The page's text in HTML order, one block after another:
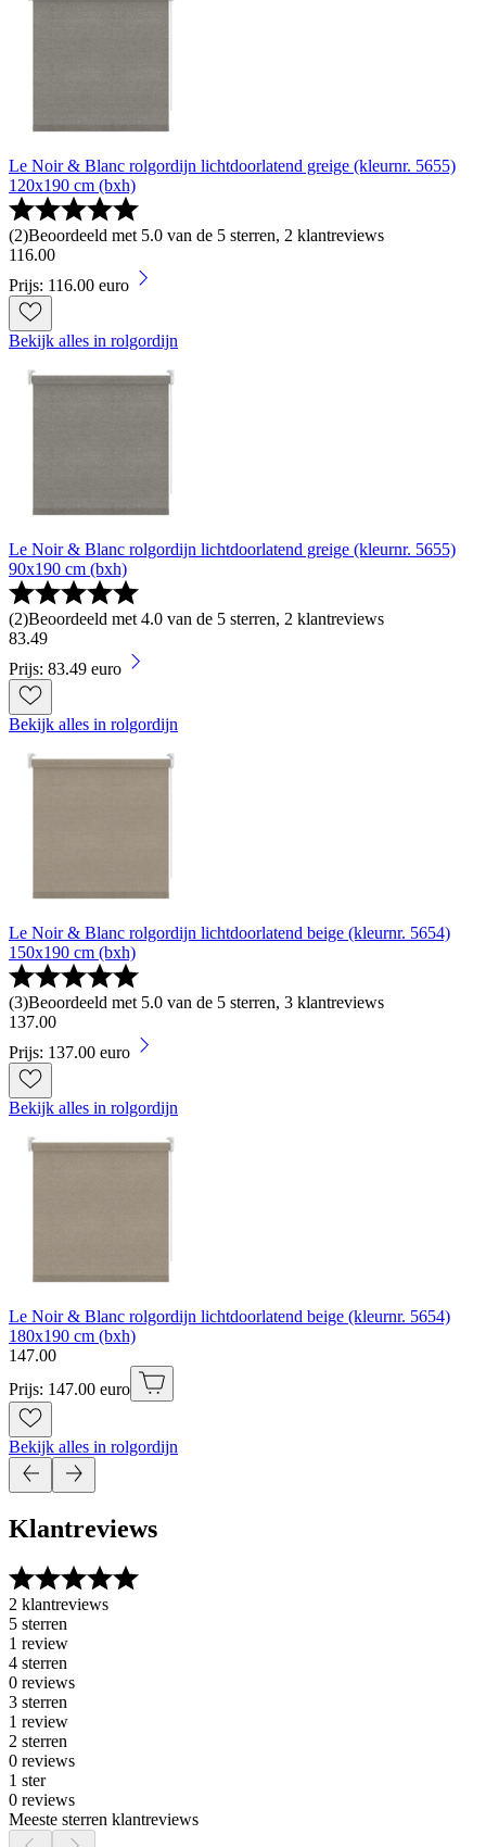
Le Noir & Blanc rolgordijn lichtdoorlatend greige (kleurnr. 5655)
120x190 cm (bxh)
(2)Beoordeeld met 5.0 van de 5 sterren, 2 klantreviews
116.00
Prijs: 116.00 euro
Bekijk alles in rolgordijn
Le Noir & Blanc rolgordijn lichtdoorlatend greige (kleurnr. 5655)
90x190 cm (bxh)
(2)Beoordeeld met 4.0 van de 5 sterren, 2 klantreviews
83.49
Prijs: 83.49 euro
Bekijk alles in rolgordijn
Le Noir & Blanc rolgordijn lichtdoorlatend beige (kleurnr. 5654)
150x190 cm (bxh)
(3)Beoordeeld met 5.0 van de 5 sterren, 3 klantreviews
137.00
Prijs: 137.00 euro
Bekijk alles in rolgordijn
Le Noir & Blanc rolgordijn lichtdoorlatend beige (kleurnr. 5654)
180x190 cm (bxh)
147.00
Prijs: 147.00 euro
Bekijk alles in rolgordijn
Klantreviews
2 klantreviews
5 sterren
1 review
4 sterren
0 reviews
3 sterren
1 review
2 sterren
0 reviews
1 ster
0 reviews
Meeste sterren klantreviews